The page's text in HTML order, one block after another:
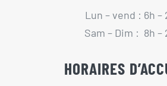
Lun – vend : 6h –
Sam – Dim : 8h –
HORAIRES